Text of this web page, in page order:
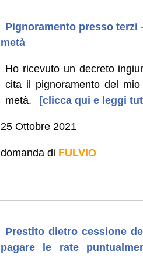
Pignoramento presso terzi
metà
Ho ricevuto un decreto
cita il pignoramento del
metà.
[clicca qui e leggi
25 Ottobre 2021
domanda di FULVIO
Prestito dietro cessione
pagare le rate